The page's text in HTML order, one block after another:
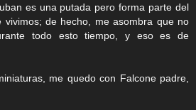
es una putada pero forma parte del
vivimos; de hecho, me asombra que no
todo esto tiempo, y eso es de
me quedo con Falcone padre,